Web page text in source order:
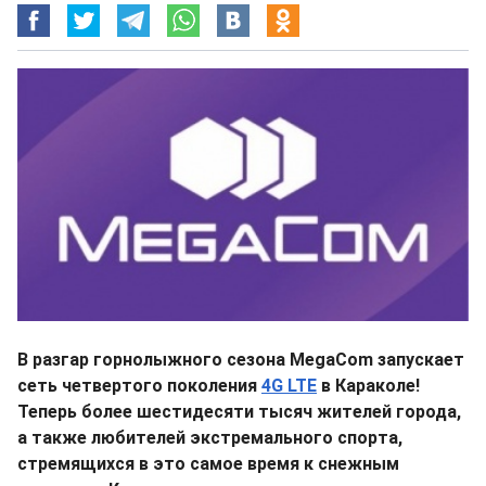
В разгар горнолыжного сезона MegaCom запускает
сеть четвертого поколения 4G LTE в Караколе!
Теперь более шестидесяти тысяч жителей города,
а также любителей экстремального спорта,
стремящихся в это самое время к снежным